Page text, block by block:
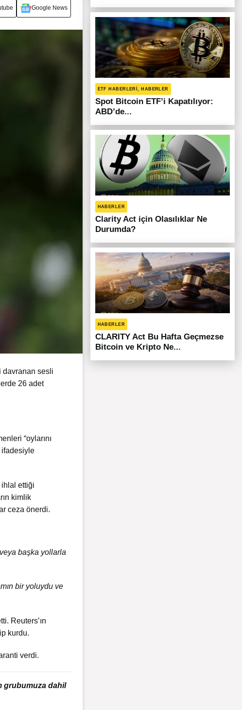
Google News
davranan sesli
26 adet
“oylarını
ifadesiyle
ihlal ettiği
kimlik
ceza önerdi.
veya başka yollarla
bir yoluydu ve
Reuters’ın
kurdu.
verdi.
grubumuza dahil
ETF HABERLERI, HABERLER
Spot Bitcoin ETF’i Kapatılıyor:
ABD’de...
HABERLER
Clarity Act için Olasılıklar Ne
Durumda?
HABERLER
CLARITY Act Bu Hafta Geçmezse
Bitcoin ve Kripto Ne...